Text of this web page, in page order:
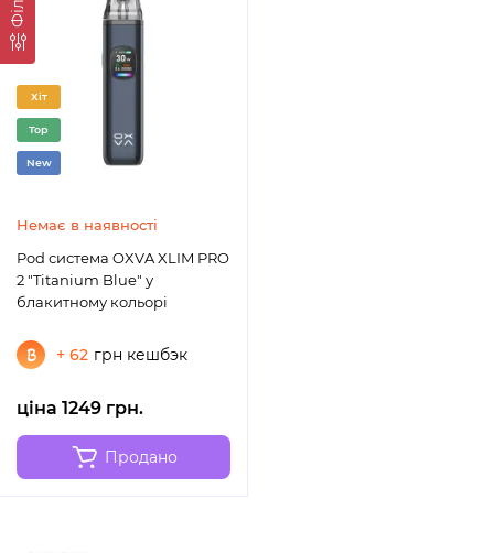
Хіт
Top
New
Немає в наявності
Pod система OXVA XLIM PRO
2 "Titanium Blue" у
блакитному кольорі
+ 62 грн кешбэк
ціна 1249 грн.
Продано